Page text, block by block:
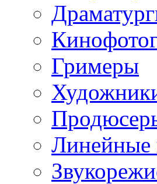
Гримеры
Линейные